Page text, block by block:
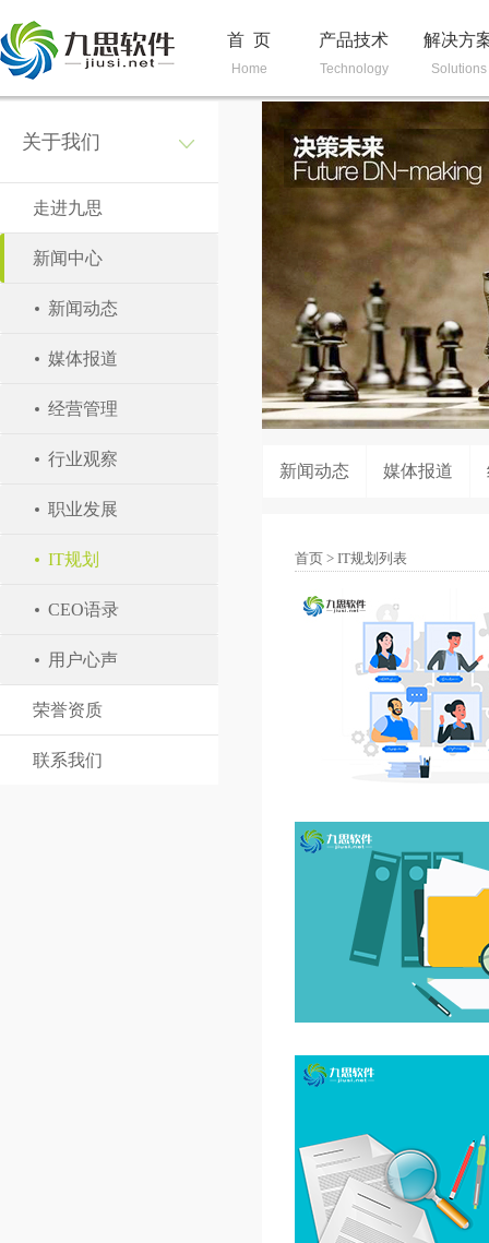
首 页
Home
产品技术
Technology
解决方
Solutions
关于我们
走进九思
新闻中心
新闻动态
媒体报道
经营管理
行业观察
职业发展
IT规划
CEO语录
用户心声
荣誉资质
联系我们
新闻动态 媒体报道
首页 > IT规划列表